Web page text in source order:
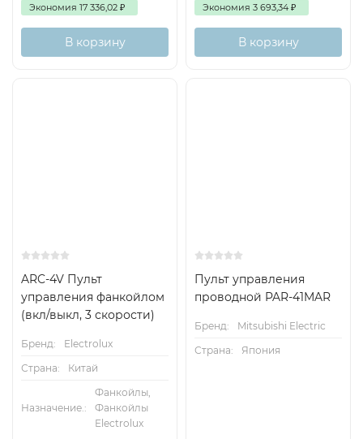
Экономия 17 336,02 ₽
В корзину
Экономия 3 693,34 ₽
В корзину
ARC-4V Пульт
управления фанкойлом
(вкл/выкл, 3 скорости)
Бренд:
Electrolux
Страна:
Китай
Назначение.:
Фанкойлы,
Фанкойлы
Electrolux
Пульт управления
проводной PAR-41MAR
Бренд:
Mitsubishi Electric
Страна:
Япония